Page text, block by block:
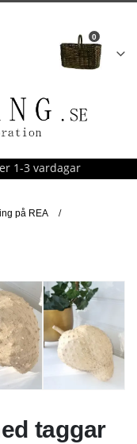
0
1-3 vardagar
på REA
taggar